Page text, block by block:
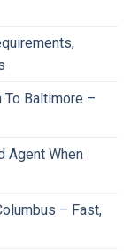
To Baltimore –
Agent When
– Fast,